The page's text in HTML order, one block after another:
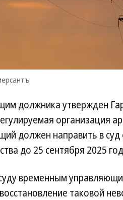
должника утвержден
организация
должен направить в
до 25 сентября 2025
временным
таковой